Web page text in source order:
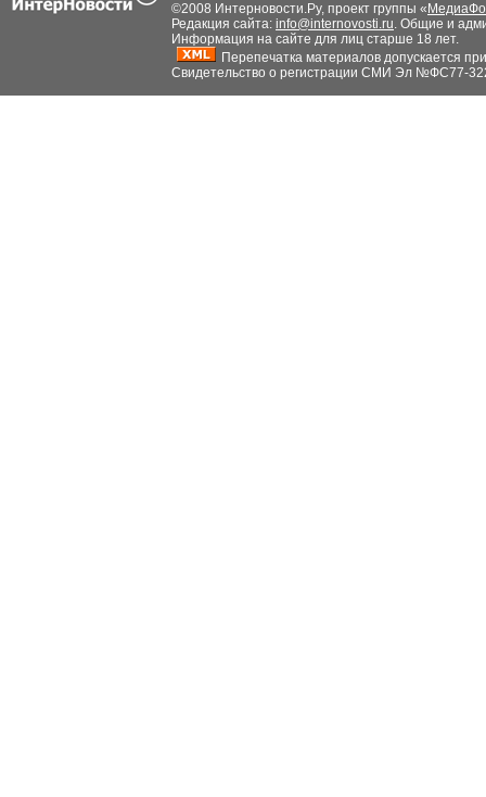
©2008 Интерновости.Ру, проект группы «
Редакция сайта: info@internovosti.ru. Общие и
Информация на сайте для лиц старше 18 лет.
Перепечатка материалов допускается
Свидетельство о регистрации СМИ Эл №ФС77-